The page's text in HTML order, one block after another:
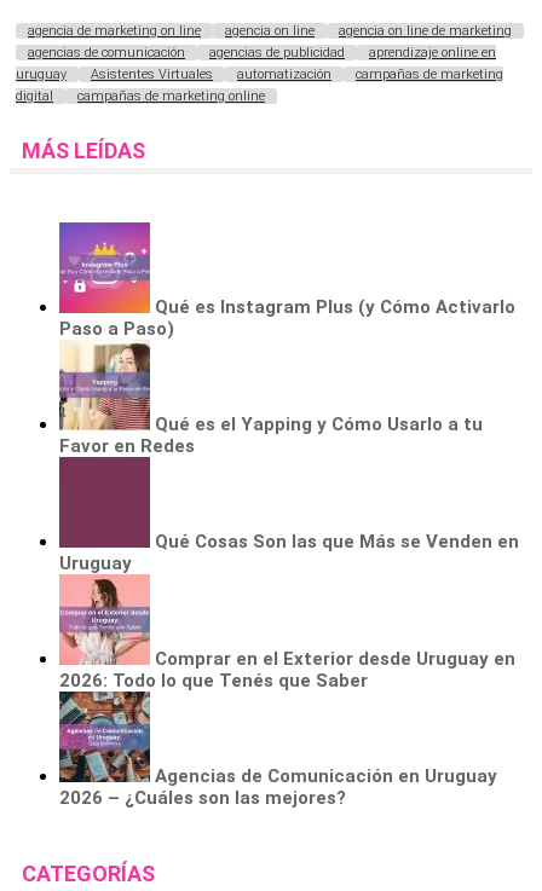
agencia de marketing on line agencia on line
agencia on line de marketing
agencias de comunicación
agencias de publicidad
aprendizaje online en
uruguay
Asistentes Virtuales automatización
campañas de marketing
digital
campañas de marketing online
MÁS LEÍDAS
Qué es Instagram Plus (y Cómo Activarlo
Paso a Paso)
Qué es el Yapping y Cómo Usarlo a tu
Favor en Redes
Qué Cosas Son las que Más se Venden en
Uruguay
Comprar en el Exterior desde Uruguay en
2026: Todo lo que Tenés que Saber
Agencias de Comunicación en Uruguay
2026 – ¿Cuáles son las mejores?
CATEGORÍAS